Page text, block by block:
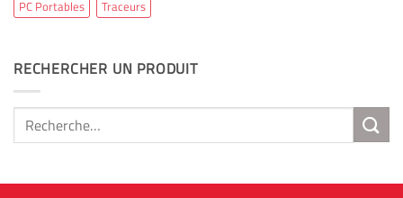
PC Portables
Traceurs
RECHERCHER UN PRODUIT
Recherche
pour :